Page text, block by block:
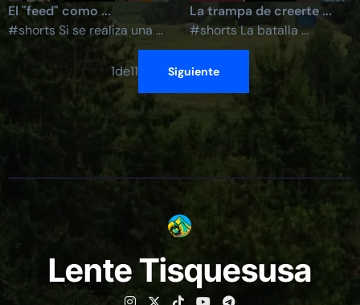
El "feed" como ...
#shorts Si se realiza una ...
La trampa de creerte ...
#shorts La batalla ...
1de11 Siguiente
Lente Tisquesusa